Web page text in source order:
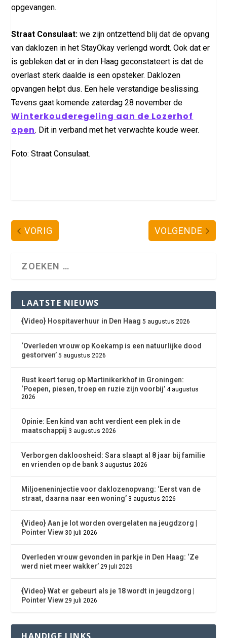
opgevangen.
Straat Consulaat: we zijn ontzettend blij dat de opvang
van daklozen in het StayOkay verlengd wordt. Ook dat er
is gebleken dat er in den Haag geconstateert is dat de
overlast sterk daalde is een opsteker. Daklozen
opvangen helpt dus. Een hele verstandige beslissing.
Tevens gaat komende zaterdag 28 november de
Winterkouderegeling aan de Lozerhof
open. Dit in verband met het verwachte koude weer.
Foto: Straat Consulaat.
VORIG VOLGENDE
LAATSTE NIEUWS
{Video} Hospitaverhuur in Den Haag 5 augustus 2026
‘Overleden vrouw op Koekamp is een natuurlijke dood
gestorven’ 5 augustus 2026
Rust keert terug op Martinikerkhof in Groningen:
‘Poepen, piesen, troep en ruzie zijn voorbij’ 4 augustus
2026
Opinie: Een kind van acht verdient een plek in de
maatschappij 3 augustus 2026
Verborgen dakloosheid: Sara slaapt al 8 jaar bij familie
en vrienden op de bank 3 augustus 2026
Miljoeneninjectie voor daklozenopvang: ‘Eerst van de
straat, daarna naar een woning’ 3 augustus 2026
{Video} Aan je lot worden overgelaten na jeugdzorg |
Pointer View 30 juli 2026
Overleden vrouw gevonden in parkje in Den Haag: ‘Ze
werd niet meer wakker’ 29 juli 2026
{Video} Wat er gebeurt als je 18 wordt in jeugdzorg |
Pointer View 29 juli 2026
HANDIGE LINKS